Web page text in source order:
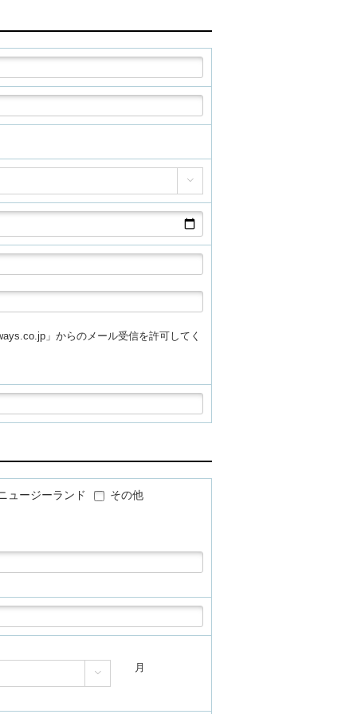

」からのメール受信を許可してく
ュージーランド その他
 月